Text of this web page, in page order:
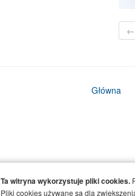
←
Główna
Ta witryna wykorzystuje pliki cookies.
Pliki cookies używane są dla